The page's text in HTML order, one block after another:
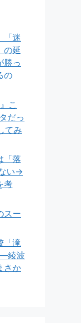
「迷
の延
勝っ
の
こ
だっ
てみ
「落
い→
考
スー
「滝
綾波
さか